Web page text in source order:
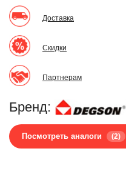
Доставка
Скидки
Партнерам
Бренд:
Посмотреть аналоги (2)